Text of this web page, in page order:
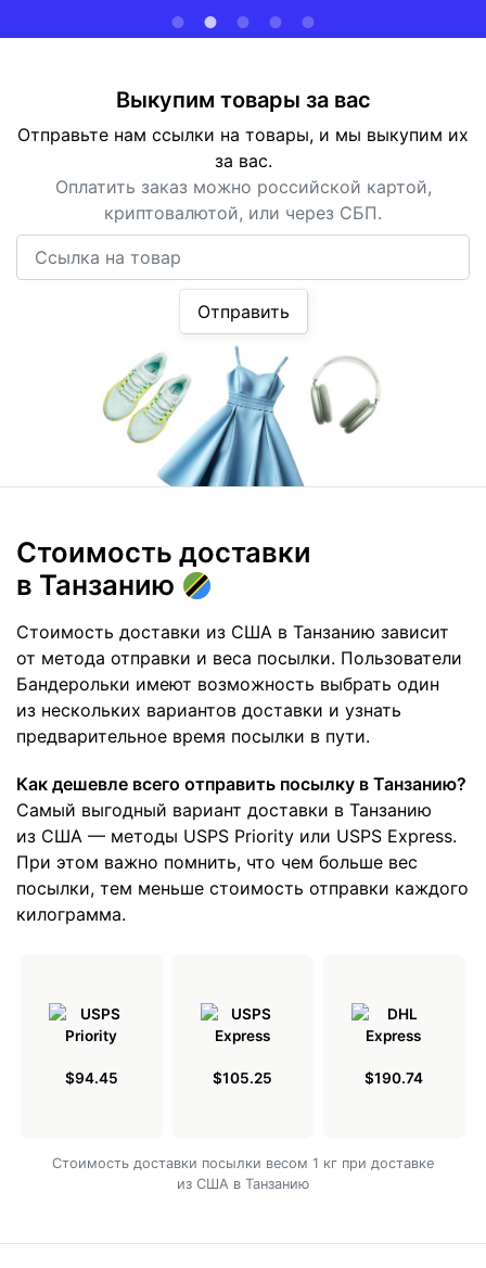
Выкупим товары за вас
Отправьте нам ссылки на товары, и мы выкупим их
за вас.
Оплатить заказ можно российской картой,
криптовалютой, или через СБП.
Отправить
Стоимость доставки
в Танзанию
Стоимость доставки из США в Танзанию зависит
от метода отправки и веса посылки. Пользователи
Бандерольки имеют возможность выбрать один
из нескольких вариантов доставки и узнать
предварительное время посылки в пути.
Как дешевле всего отправить посылку в Танзанию?
Самый выгодный вариант доставки в Танзанию
из США — методы USPS Priority или USPS Express.
При этом важно помнить, что чем больше вес
посылки, тем меньше стоимость отправки каждого
килограмма.
$94.45 $105.25 $190.74
Cтоимость доставки посылки весом 1 кг при доставке
из США в Танзанию